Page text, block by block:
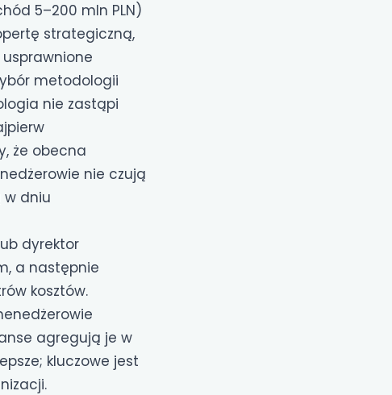
5–200 mln PLN)
strategiczną,
metodologii
nie zastąpi
że obecna
nie czują
w dniu
dyrektor
a następnie
kosztów.
agregują je w
kluczowe jest